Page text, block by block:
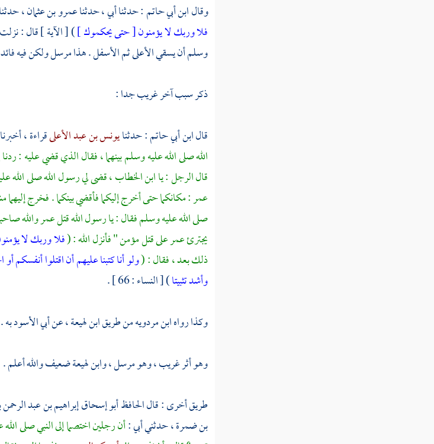
وقالابن أبي حاتم: حدثنا أبي ، حدثناعمرو بن عثمان ،
فلا وربك لا يؤمنون [ حتى يحكموك ]) [ الآية ] قال :
وسلم أن يسقي الأعلى ثم الأسفل . هذا مرسل ولكن فيه
ذكر سبب آخر غريب جدا :
قالابن أبي حاتم: حدثنايونس بن عبد الأعلىقراءة ، أخبرنا
الله صلى الله عليه وسلم بينهما ، فقال الذي قضي عليه : ردنا
قال الرجل : ياابن الخطاب، قضى لي رسول الله صلى الله
عمر: مكانكما حتى أخرج إليكما فأقضي بينكما . فخرج
صلى الله عليه وسلم فقال : يا رسول الله قتلعمروالله
يجترئعمرعلى قتل مؤمن " فأنزل الله : (فلا وربك لا
ذلك بعد ، فقال : (ولو أنا كتبنا عليهم أن اقتلوا أنفسكم
وأشد تثبيتا) [ النساء : 66 ] .
وكذا رواهابن مردويهمن طريقابن لهيعة، عنأبي الأسودبه .
وهو أثر غريب ، وهو مرسل ، وابن لهيعة ضعيف والله أعلم .
طريق أخرى : قالالحافظ أبو إسحاق إبراهيم بن عبد
بن ضمرة، حدثني أبي :أن رجلين اختصما إلى النبي صلى